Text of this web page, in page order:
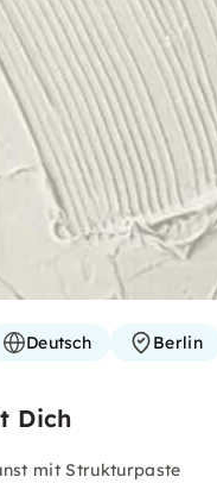
Deutsch Berlin
Dich
mit Strukturpaste